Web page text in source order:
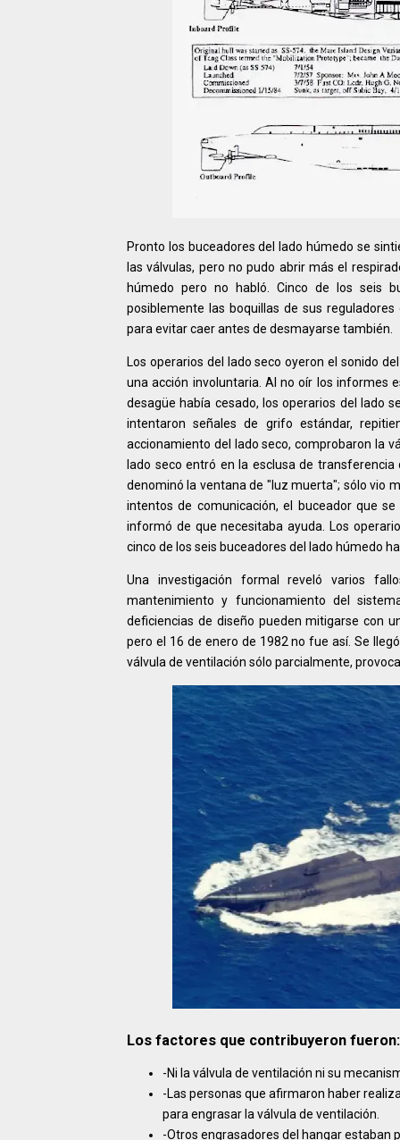
Pronto los buceadores del lado húmedo se
las válvulas, pero no pudo abrir más el
húmedo pero no habló. Cinco de los seis
posiblemente las boquillas de sus
para evitar caer antes de desmayarse también.
Los operarios del lado seco oyeron el sonido
una acción involuntaria. Al no oír los informes
desagüe había cesado, los operarios del lado
intentaron señales de grifo estándar,
accionamiento del lado seco, comprobaron la
lado seco entró en la esclusa de
denominó la ventana de "luz muerta"; sólo vio
intentos de comunicación, el buceador que
informó de que necesitaba ayuda. Los
cinco de los seis buceadores del lado húmedo
Una investigación formal reveló varios
mantenimiento y funcionamiento del
deficiencias de diseño pueden mitigarse con
pero el 16 de enero de 1982 no fue así. Se
válvula de ventilación sólo parcialmente,
Los factores que contribuyeron fueron:
-Ni la válvula de ventilación ni su
-Las personas que afirmaron haber
para engrasar la válvula de ventilación.
-Otros engrasadores del hangar estaban